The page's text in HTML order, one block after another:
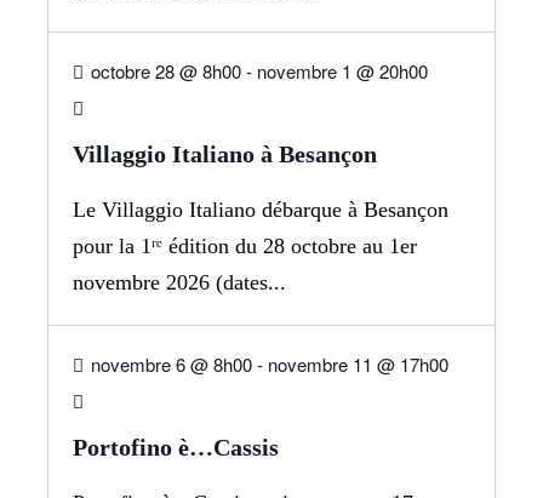
octobre 28 @ 8h00- novembre 1 @ 20h00
Villaggio Italiano à Besançon
Le Villaggio Italiano débarque à Besançon
pour la 1ʳᵉ édition du 28 octobre au 1er
novembre 2026 (dates...
novembre 6 @ 8h00- novembre 11 @ 17h00
Portofino è…Cassis